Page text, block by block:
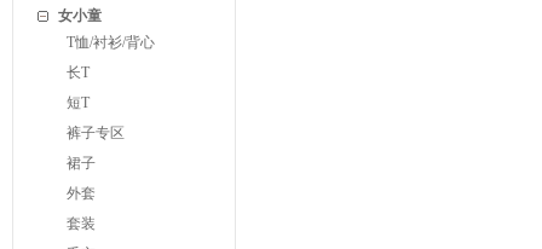
女小童
T恤/衬衫/背心
长T
短T
裤子专区
裙子
外套
套装